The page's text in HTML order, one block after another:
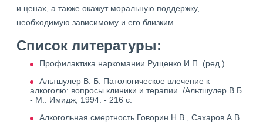
и ценах, а также окажут моральную поддержку,
необходимую зависимому и его близким.
Список литературы:
Профилактика наркомании Рущенко И.П. (ред.)
Альтшулер В. Б. Патологическое влечение к
алкоголю: вопросы клиники и терапии. /Альтшулер В.Б.
- М.: Имидж, 1994. - 216 с.
Алкогольная смертность Говорин Н.В., Сахаров А.В